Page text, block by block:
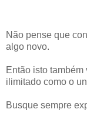
Não pense que
algo novo.
Então isto
ilimitado como o
Busque sempre